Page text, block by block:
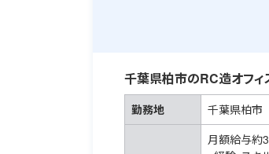
千葉県柏市のRC造オフィ
勤務地
千葉県柏市
月額給与約